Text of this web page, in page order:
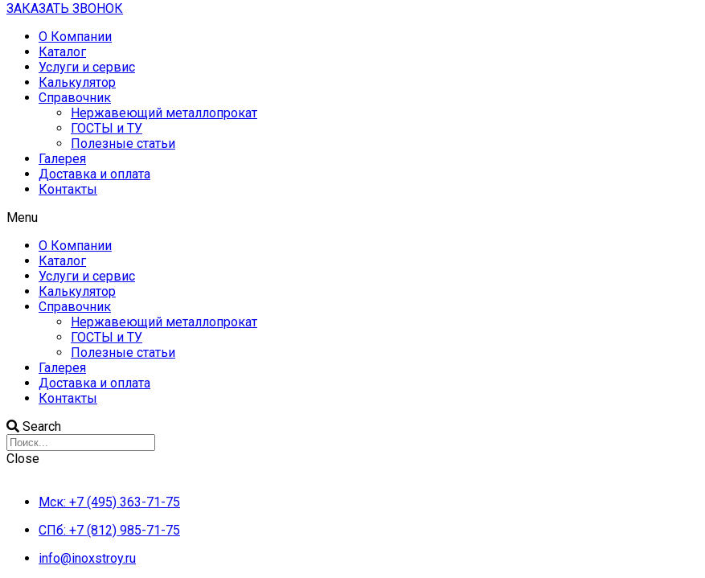
ЗАКАЗАТЬ ЗВОНОК
О Компании
Каталог
Услуги и сервис
Калькулятор
Справочник
Нержавеющий металлопрокат
ГОСТЫ и ТУ
Полезные статьи
Галерея
Доставка и оплата
Контакты
Menu
О Компании
Каталог
Услуги и сервис
Калькулятор
Справочник
Нержавеющий металлопрокат
ГОСТЫ и ТУ
Полезные статьи
Галерея
Доставка и оплата
Контакты
Search
Close
Мск: +7 (495) 363-71-75
СПб: +7 (812) 985-71-75
info@inoxstroy.ru